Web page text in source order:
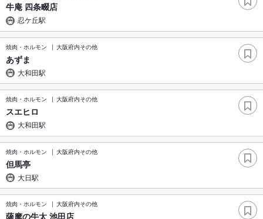
牛庵 四条畷店
忍ケ丘駅
焼肉・ホルモン 大阪府内その他
あずま
大和田駅
焼肉・ホルモン 大阪府内その他
スエヒロ
大和田駅
焼肉・ホルモン 大阪府内その他
但馬亭
大日駅
焼肉・ホルモン 大阪府内その他
薩摩の牛太 池田店